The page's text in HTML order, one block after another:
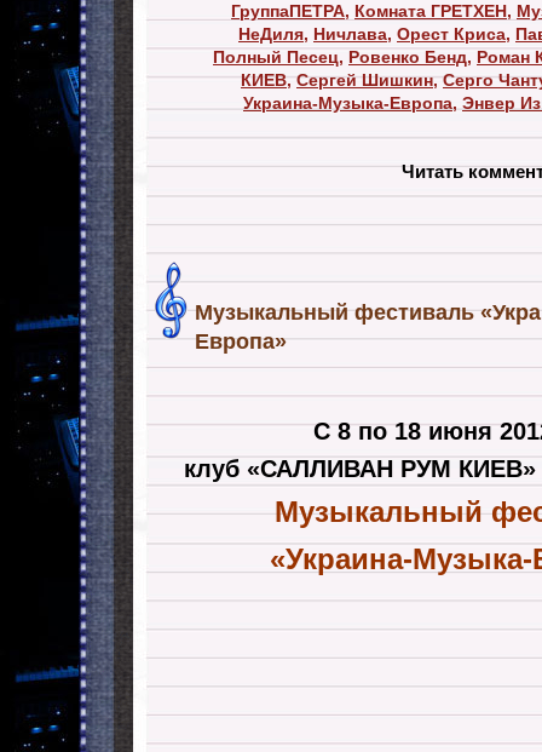
ГруппаПЕТРА, Комната ГРЕТХЕН,
НеДиля, Ничлава, Орест Криса,
Полный Песец, Ровенко Бенд, Роман
КИЕВ,Сергей Шишкин,Серго
Украина-Музыка-Европа, Энвер
Читать
Музыкальный фестиваль
Европа»
С 8 по 18 июня
клуб «САЛЛИВАН РУМ КИЕВ»
Музыкальный
«Украина-